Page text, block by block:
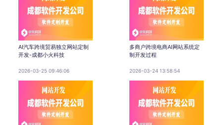
AI汽车跨境贸易独立网站定制
开发-成都小火科技
2026-03-25 09:46:06
多商户跨境电商AI网站系统定
制开发过程
2026-03-24 13:58:54